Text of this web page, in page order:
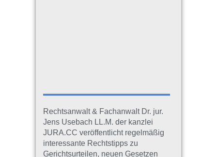
Rechtsanwalt & Fachanwalt Dr. jur.
Jens Usebach LL.M. der kanzlei
JURA.CC veröffentlicht regelmäßig
interessante Rechtstipps zu
Gerichtsurteilen, neuen Gesetzen